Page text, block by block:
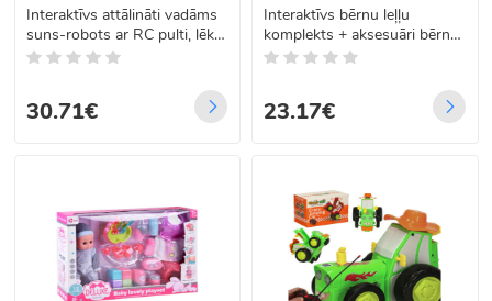
Interaktīvs attālināti vadāms
suns-robots ar RC pulti, lēkā
un dzied
30.71€
Interaktīvs bērnu leļļu
komplekts + aksesuāri bērnu
nakts rutīnas ZA5335
23.17€